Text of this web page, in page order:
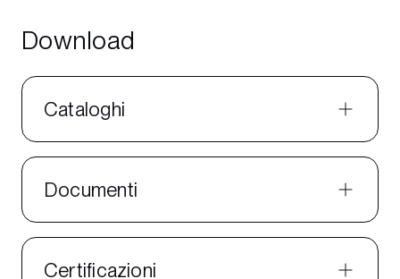
Download
Cataloghi
Documenti
Certificazioni